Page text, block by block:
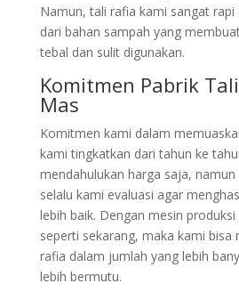
Namun, tali rafia kami sangat rapi
dari bahan sampah yang
tebal dan sulit digunakan.
Komitmen Pabrik
Mas
Komitmen kami dalam
kami tingkatkan dari tahun ke
mendahulukan harga saja,
selalu kami evaluasi agar
lebih baik. Dengan mesin
seperti sekarang, maka kami bisa
rafia dalam jumlah yang lebih
lebih bermutu.